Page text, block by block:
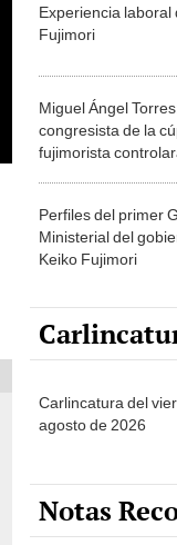
Experiencia laboral
Fujimori
Miguel Ángel
congresista de la
fujimorista
Perfiles del primer
Ministerial del
Keiko Fujimori
Carlincatura del
agosto de 2026
Notas